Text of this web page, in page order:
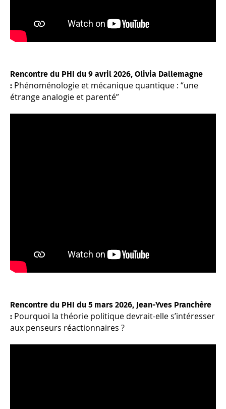
Rencontre du PHI du 9 avril 2026, Olivia Dallemagne
: Phénoménologie et mécanique quantique : “une
étrange analogie et parenté”
Rencontre du PHI du 5 mars 2026, Jean-Yves Pranchère
: Pourquoi la théorie politique devrait-elle s’intéresser
aux penseurs réactionnaires ?